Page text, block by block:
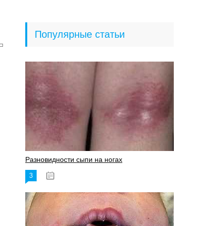
Популярные статьи
Разновидности сыпи на ногах
3